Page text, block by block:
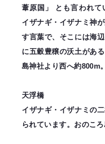
葦原国」 とも言われて
イザナギ・イザナミ神
す言葉で、そこには海
に五穀豊穣の沃土があ
島神社より西へ約800m。
天浮橋
イザナギ・イザナミの
られています。おのこ